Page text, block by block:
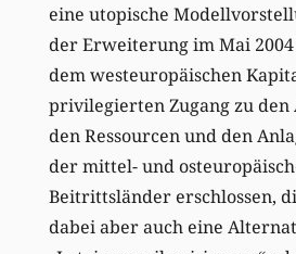
eine utopische
der Erweiterung im Mai 2004
dem westeuropäischen
privilegierten Zugang zu
den Ressourcen und den
der mittel- und
Beitrittsländer erschlossen,
dabei aber auch eine